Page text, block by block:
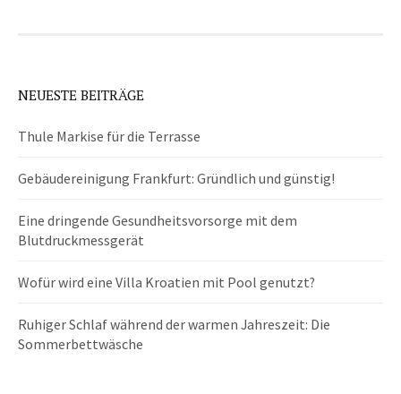
NEUESTE BEITRÄGE
Thule Markise für die Terrasse
Gebäudereinigung Frankfurt: Gründlich und günstig!
Eine dringende Gesundheitsvorsorge mit dem
Blutdruckmessgerät
Wofür wird eine Villa Kroatien mit Pool genutzt?
Ruhiger Schlaf während der warmen Jahreszeit: Die
Sommerbettwäsche